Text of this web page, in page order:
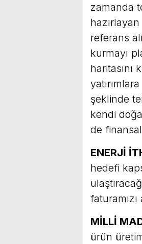
zamanda
referans
kurmayı
haritasını
şeklinde
kendi
de
ENERJİ
hedefi
MİLLİ
ürün